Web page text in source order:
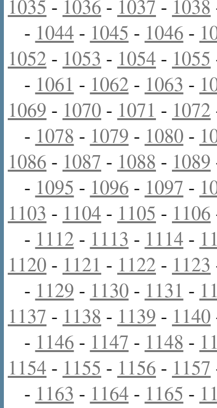
1035 - 1036 - 1037 - 1038
- 1044 - 1045 - 1046 -
1052 - 1053 - 1054 - 1055
- 1061 - 1062 - 1063 -
1069 - 1070 - 1071 - 1072
- 1078 - 1079 - 1080 -
1086 - 1087 - 1088 - 1089
- 1095 - 1096 - 1097 -
1103 - 1104 - 1105 - 1106
- 1112 - 1113 - 1114 -
1120 - 1121 - 1122 - 1123
- 1129 - 1130 - 1131 -
1137 - 1138 - 1139 - 1140
- 1146 - 1147 - 1148 -
1154 - 1155 - 1156 - 1157
- 1163 - 1164 - 1165 -